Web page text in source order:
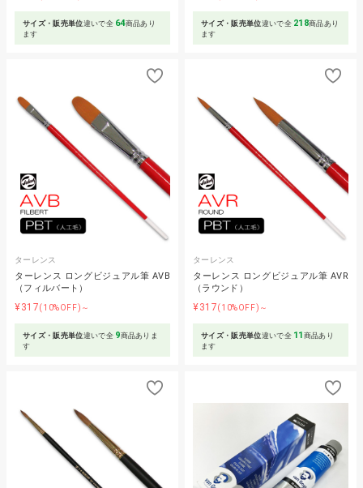
サイズ・販売単位違いで全 64商品あり
ます
サイズ・販売単位違いで全 218商品あり
ます
ターレンス
ターレンス ロングビジュアル筆 AVB
（フィルバート）
¥317(10%OFF)～
サイズ・販売単位違いで全 9商品ありま
す
ターレンス
ターレンス ロングビジュアル筆 AVR
（ラウンド）
¥317(10%OFF)～
サイズ・販売単位違いで全 11 商品あり
ます